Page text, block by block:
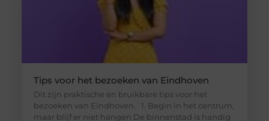
Tips voor het bezoeken van Eindhoven
Dit zijn praktische en bruikbare tips voor het
bezoeken van Eindhoven. 1. Begin in het centrum,
maar blijf er niet hangen De binnenstad is handig